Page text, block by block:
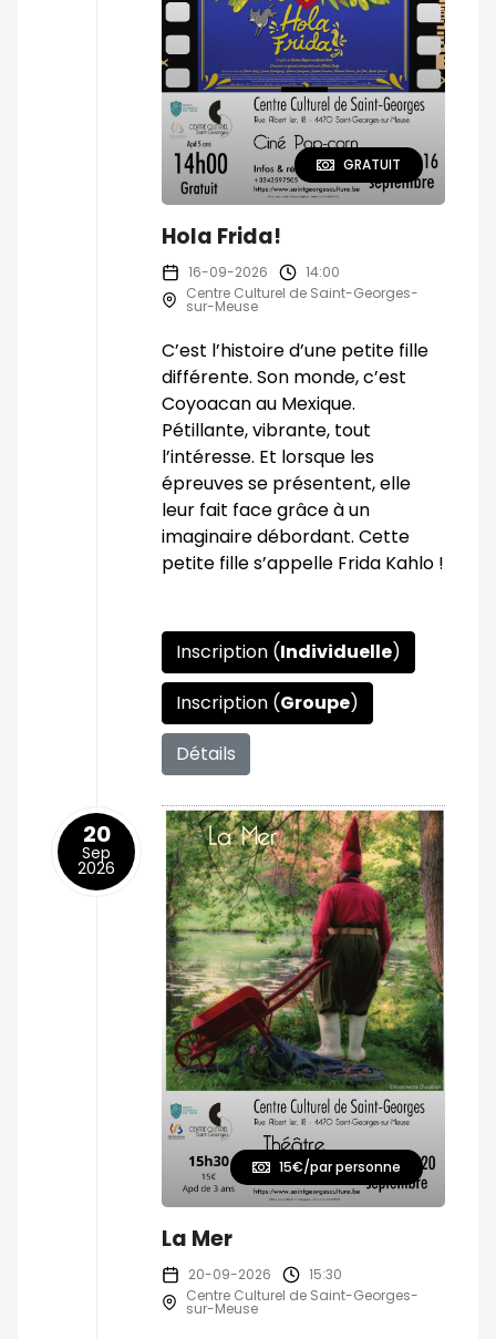
GRATUIT
Hola Frida!
16-09-2026
14:00
Centre Culturel de Saint-Georges-
sur-Meuse
C’est l’histoire d’une petite fille
différente. Son monde, c’est
Coyoacan au Mexique.
Pétillante, vibrante, tout
l’intéresse. Et lorsque les
épreuves se présentent, elle
leur fait face grâce à un
imaginaire débordant. Cette
petite fille s’appelle Frida Kahlo !
Inscription (Individuelle)
Inscription (Groupe)
Détails
20
Sep
2026
15€/par personne
La Mer
20-09-2026
15:30
Centre Culturel de Saint-Georges-
sur-Meuse